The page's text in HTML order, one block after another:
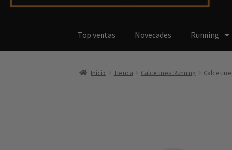
Top ventas Novedades Running
Inicio Tienda Calcetines Running